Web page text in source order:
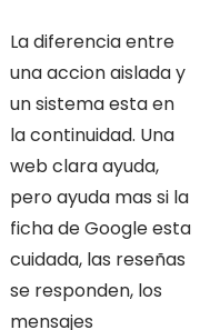
La diferencia entre
una accion aislada y
un sistema esta en
la continuidad. Una
web clara ayuda,
pero ayuda mas si la
ficha de Google esta
cuidada, las reseñas
se responden, los
mensajes